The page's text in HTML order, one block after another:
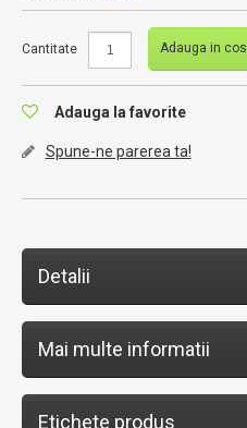
Cantitate Adauga in cos
Adauga la favorite
Spune-ne parerea ta!
Detalii
Mai multe informatii
Etichete produs